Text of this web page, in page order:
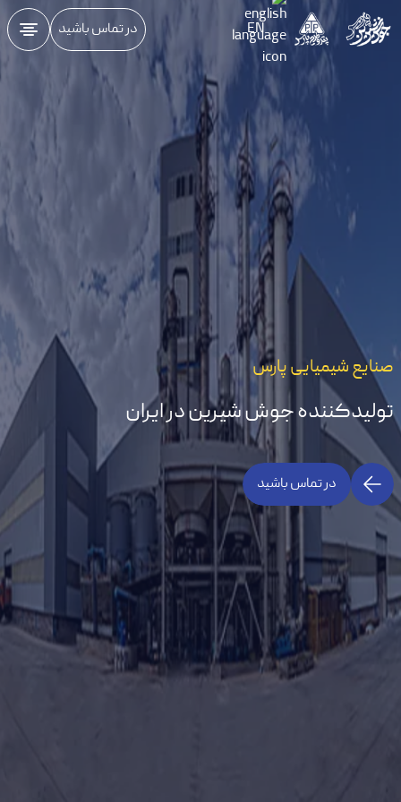
EN در تماس باشید
صنایع شیمیایی پارس
تولیدکننده جوش شیرین در ایران
در تماس باشید